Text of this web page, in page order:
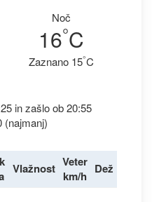
Noč
16°C
Zaznano 15°C
in zašlo ob 20:55
(najmanj)
Vlažnost Veter
km/h Dež